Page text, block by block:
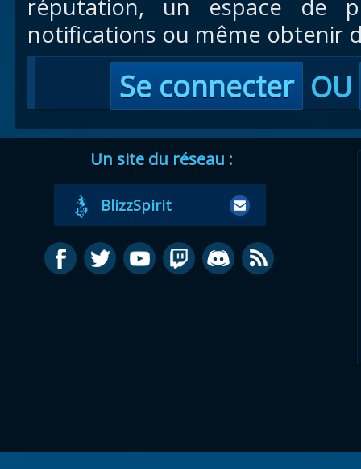
réputation, un espace de
notifications ou même obtenir
Se connecter OU
Un site du réseau :
BlizzSpirit